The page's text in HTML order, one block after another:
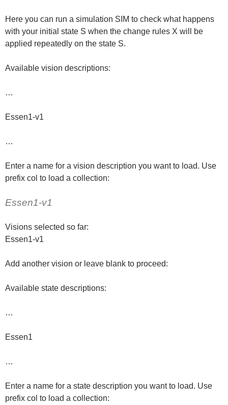
Here you can run a simulation SIM to check what happens
with your initial state S when the change rules X will be
applied repeatedly on the state S.
Available vision descriptions:
…
Essen1-v1
…
Enter a name for a vision description you want to load. Use
prefix col to load a collection:
Essen1-v1
Visions selected so far:
Essen1-v1
Add another vision or leave blank to proceed:
Available state descriptions:
…
Essen1
…
Enter a name for a state description you want to load. Use
prefix col to load a collection: